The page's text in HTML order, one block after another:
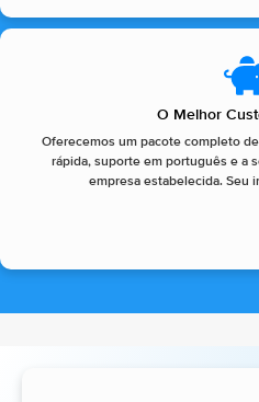
O Melhor
Oferecemos um pacote completo
rápida, suporte em português e a
empresa estabelecida. Seu